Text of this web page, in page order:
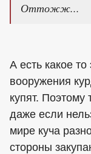
Оттожж...
А есть какое
вооружения
купят. Поэтому
даже если
мире куча
стороны